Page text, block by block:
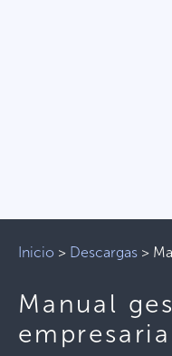
Inicio > Descargas >
Manual